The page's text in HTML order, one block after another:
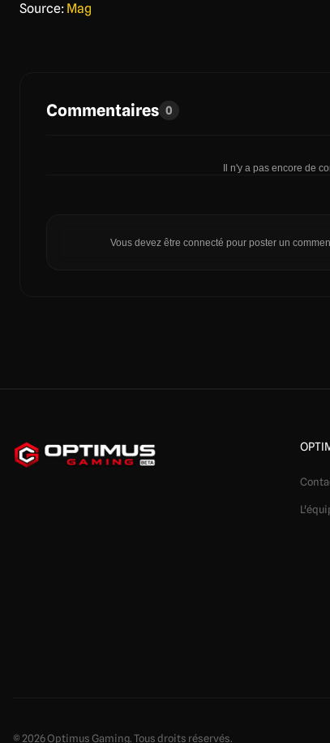
Source: Mag
Commentaires 0
Il n'y a pas encore de
Vous devez être connecté pour poster un
© 2026 Optimus Gaming. Tous droits réservés.